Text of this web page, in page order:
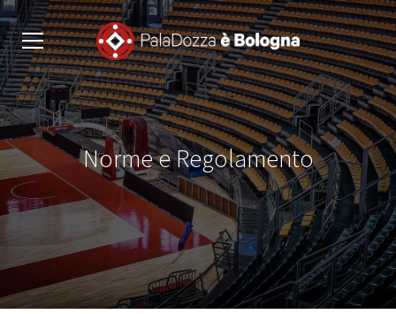
Norme e Regolamento